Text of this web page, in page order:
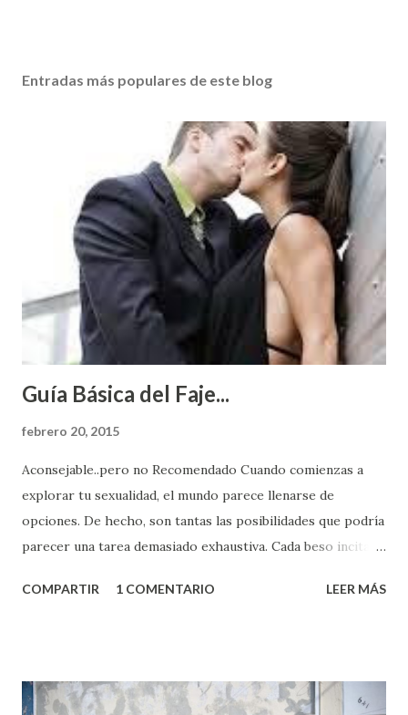
Entradas más populares de este blog
Guía Básica del Faje...
febrero 20, 2015
Aconsejable..pero no Recomendado Cuando comienzas a
explorar tu sexualidad, el mundo parece llenarse de
opciones. De hecho, son tantas las posibilidades que podría
parecer una tarea demasiado exhaustiva. Cada beso incita
partes de ti que jamás hubieras imaginado. El problema es
conoces ni la mitad de lo que deberías saber. Pero incluso
COMPARTIR 1 COMENTARIO LEER MÁS